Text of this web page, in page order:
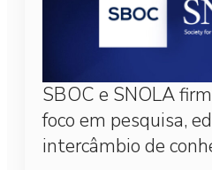
SBOC e SNOLA
foco em pesquisa,
intercâmbio de